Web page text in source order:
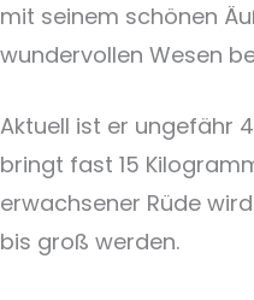
mit seinem schönen
wundervollen Wesen
Aktuell ist er ungefähr
bringt fast 15
erwachsener Rüde
bis groß werden.